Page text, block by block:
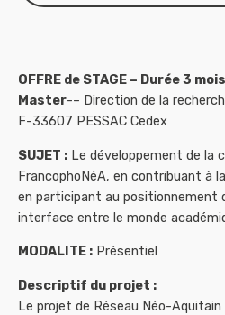
OFFRE de STAGE – Durée 3
Master-– Direction de la
F-33607 PESSAC Cedex
SUJET : Le développement de la
FrancophoNéA, en contribuant à
en participant au positionnement
interface entre le monde
MODALITE : Présentiel
Descriptif du projet :
Le projet de Réseau Néo-